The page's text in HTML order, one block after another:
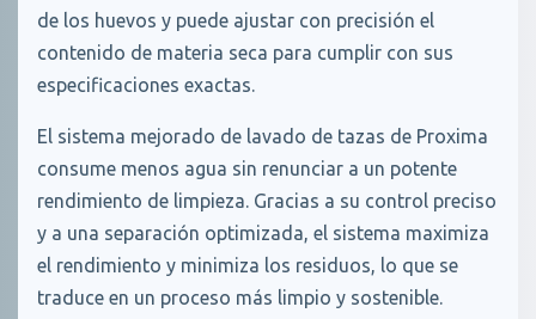
de los huevos y puede ajustar con precisión el
contenido de materia seca para cumplir con sus
especificaciones exactas.
El sistema mejorado de lavado de tazas de Proxima
consume menos agua sin renunciar a un potente
rendimiento de limpieza. Gracias a su control preciso
y a una separación optimizada, el sistema maximiza
el rendimiento y minimiza los residuos, lo que se
traduce en un proceso más limpio y sostenible.